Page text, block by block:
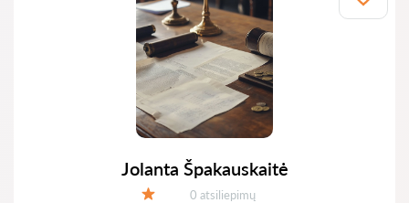
Jolanta Špakauskaitė
Atsiliepimų:
0 atsiliepimų